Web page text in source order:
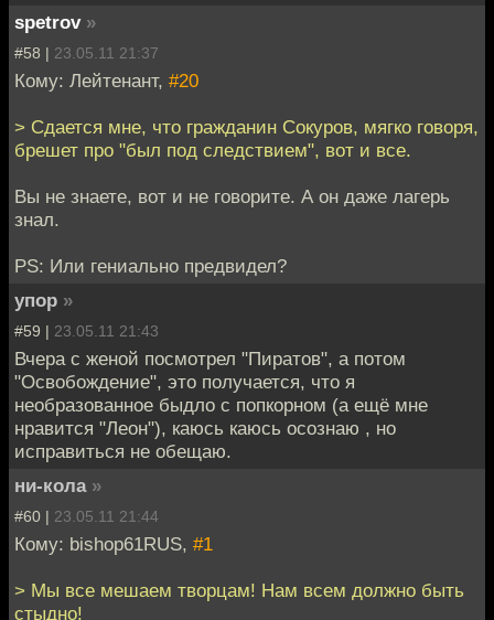
spetrov »
#58 | 23.05.11 21:37
Кому: Лейтенант, #20
> Сдается мне, что гражданин Сокуров, мягко говоря,
брешет про "был под следствием", вот и все.
Вы не знаете, вот и не говорите. А он даже лагерь
знал.
PS: Или гениально предвидел?
упор »
#59 | 23.05.11 21:43
Вчера с женой посмотрел "Пиратов", а потом
"Освобождение", это получается, что я
необразованное быдло с попкорном (а ещё мне
нравится "Леон"), каюсь каюсь осознаю , но
исправиться не обещаю.
ни-кола »
#60 | 23.05.11 21:44
Кому: bishop61RUS, #1
> Мы все мешаем творцам! Нам всем должно быть
стыдно!